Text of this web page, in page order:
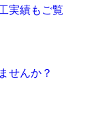
実績もご覧
せんか？